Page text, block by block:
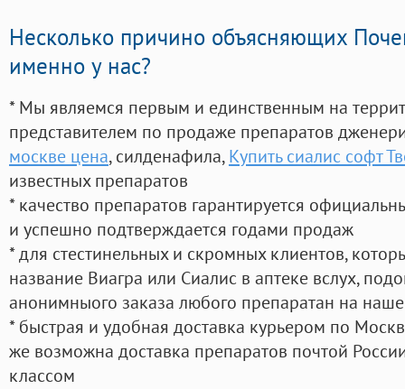
Несколько причино объясняющих
именно у нас?
* Мы являемся первым и единственным на
представителем по продаже препаратов
москве цена, силденафила, Купить сиалис софт
известных препаратов
* качество препаратов гарантируется
и успешно подтверждается годами продаж
* для стестинельных и скромных клиентов,
название Виагра или Сиалис в аптеке вслух,
анонимныого заказа любого препаратан на
* быстрая и удобная доставка курьером по
же возможна доставка препаратов почтой
классом